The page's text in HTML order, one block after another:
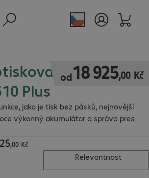
etiket
Plus
jako je tisk bez pásků, nejnovější
výkonný akumulátor a správa pres
od18925,00 Kč
18 925,00 Kč
,00 Kč
Kč
Relevantnost